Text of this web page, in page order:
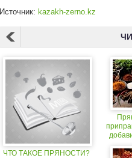
Источник: kazakh-zerno.kz
ЧТО ТАКОЕ ПРЯНОСТИ?